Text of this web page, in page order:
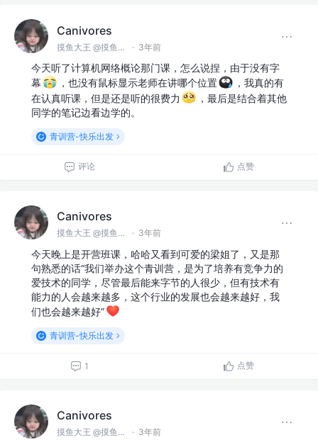
Canivores
摸鱼大王 @摸鱼公司 · 3年前
今天听了计算机网络概论那门课，怎么说捏，由于没有字
幕
，也没有鼠标显示老师在讲哪个位置
，我真的有
在认真听课，但是还是听的很费力
，最后是结合着其他
同学的笔记边看边学的。
青训营-快乐出发
评论 点赞
Canivores
摸鱼大王 @摸鱼公司 · 3年前
今天晚上是开营班课，哈哈又看到可爱的梁姐了，又是那
句熟悉的话“我们举办这个青训营，是为了培养有竞争力的
爱技术的同学，尽管最后能来字节的人很少，但有技术有
能力的人会越来越多，这个行业的发展也会越来越好，我
们也会越来越好”
青训营-快乐出发
1 点赞
Canivores
摸鱼大王 @摸鱼公司 · 3年前